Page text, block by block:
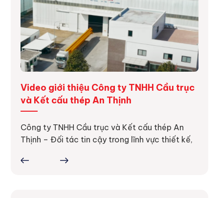
Video giới thiệu Công ty TNHH Cầu trục
và Kết cấu thép An Thịnh
Công ty TNHH Cầu trục và Kết cấu thép An
Thịnh – Đối tác tin cậy trong lĩnh vực thiết kế,